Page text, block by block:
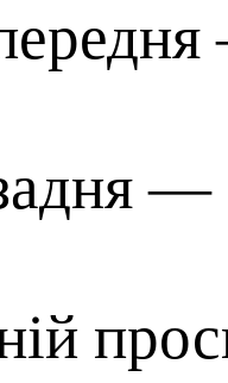
—